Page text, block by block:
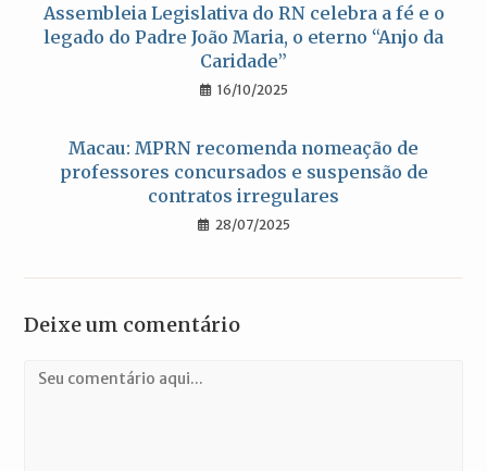
Assembleia Legislativa do RN celebra a fé e o
legado do Padre João Maria, o eterno “Anjo da
Caridade”
16/10/2025
Macau: MPRN recomenda nomeação de
professores concursados e suspensão de
contratos irregulares
28/07/2025
Deixe um comentário
Comentário